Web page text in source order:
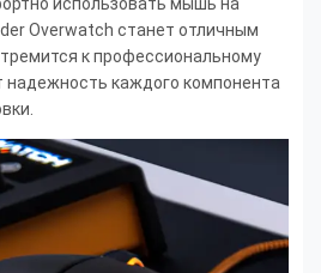
Overwatch станет отличным
к профессиональному
надежность каждого компонента